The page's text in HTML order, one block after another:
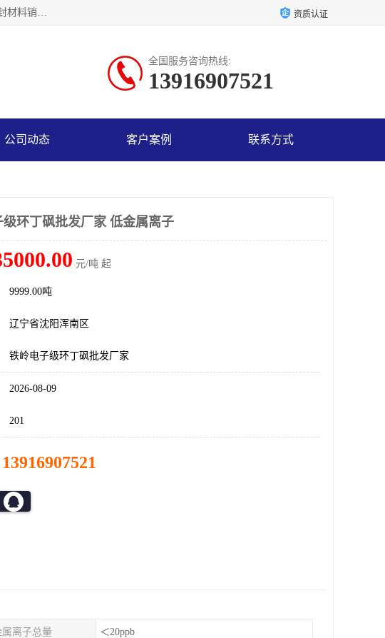
沈阳默塔化学有限公司经营范围包括：化工产品销售，专用化学产品销售，非食用盐销售，食品添加剂销售，高性能密封材料销售，涂料销售，合成材料销售，工程塑料及合成树脂销售等；主要产品有高纯电子级环丁砜，总金属离子可控制在ppb级别、纯度高、颜色浅、耐高温分解时间长，特别适合于半导体制造，硅片晶圆制造，清洗湿电子化学品，锂电池电解液，电子油墨，特种材料等高端行业；也适用于医药合成。 资质认证
全国服务咨询热线:
13916907521
公司动态 客户案例 联系方式
级环丁砜批发厂家 低金属离子
元/吨 起
9999.00吨
辽宁省沈阳浑南区
铁岭电子级环丁砜批发厂家
2026-08-09
201
13916907521
属离子总量 ＜20ppb